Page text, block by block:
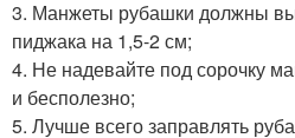
3. Манжеты рубашки должны
пиджака на 1,5-2 см;
4. Не надевайте под сорочку
и бесполезно;
5. Лучше всего заправлять